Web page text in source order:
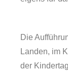
Die
Landen, im
der